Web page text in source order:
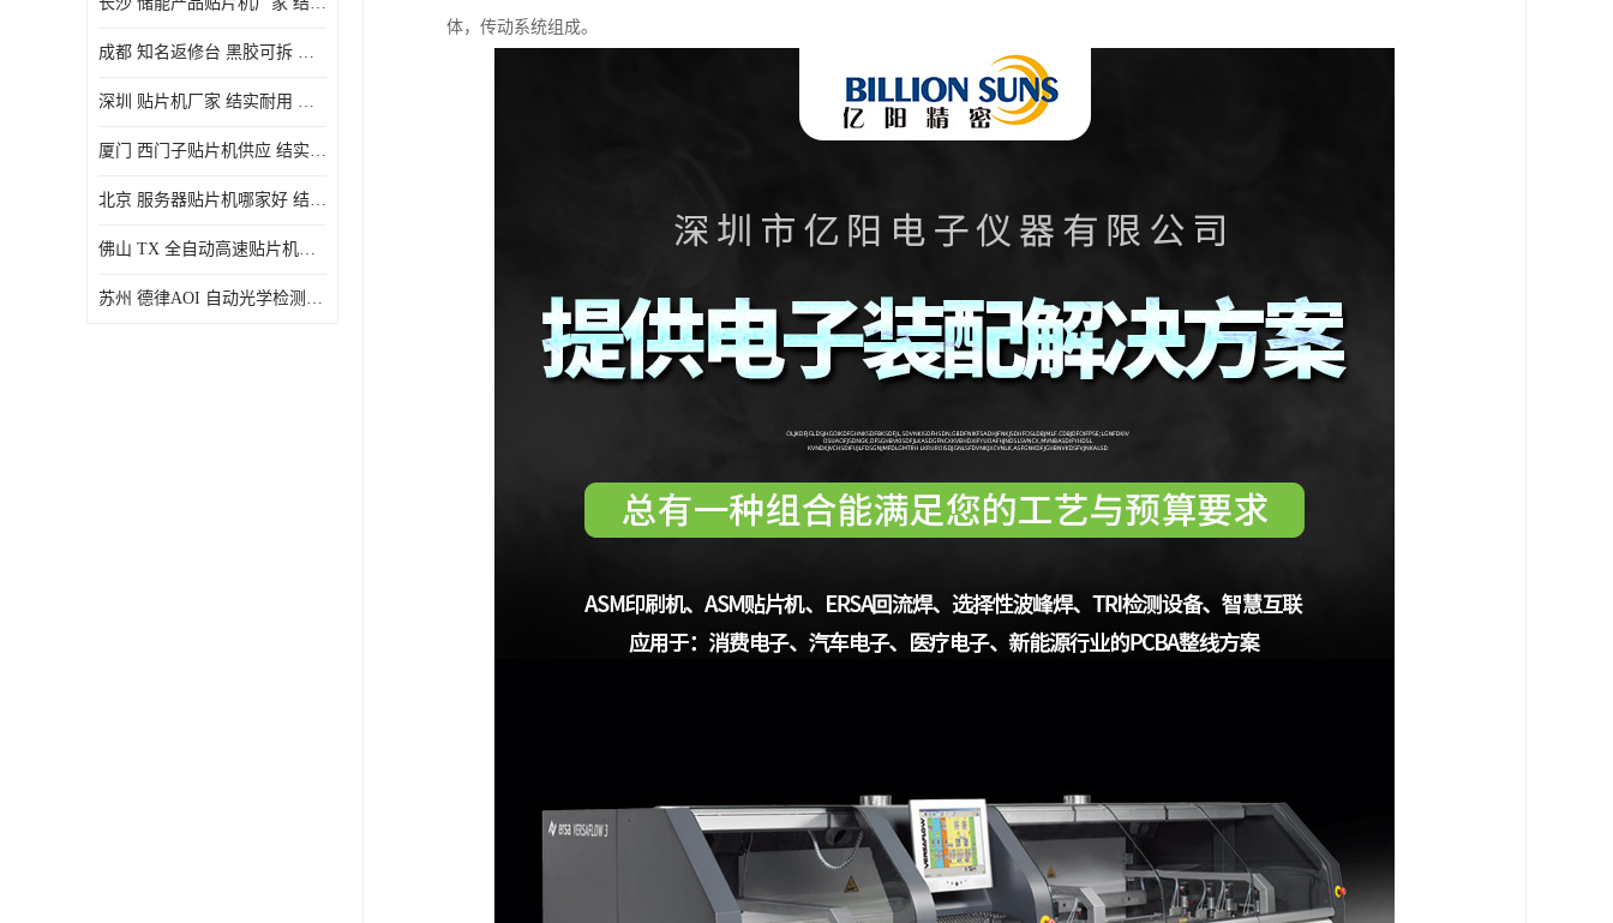
成都 知名返修台 黑胶可拆 对位 校正 贴放准确
深圳 贴片机厂家 结实耐用 全自动化
厦门 西门子贴片机供应 结实耐用 提高生产率
北京 服务器贴片机哪家好 结实耐用 宽容性高
佛山 TX 全自动高速贴片机型号 结实耐用 全自动化
苏州 德律AOI 自动光学检测 帮助节省时间和劳动力成本
体，传动系统组成。